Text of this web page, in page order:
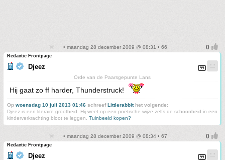
• maandag 28 december 2009 @ 08:31 • 66
Redactie Frontpage
Djeez
Orde van de Paarsgepunte Lans
Hij gaat zo ff harder, Thunderstruck!
Op woensdag 10 juli 2013 01:46 schreefLittlerabbithet volgende:
Djeez is een literaire grootheid. Hij weet op een poëtische wijze zelfs de schoonheid in een
kinderverkrachting bloot te leggen. Tuinbeeld kopen?
• maandag 28 december 2009 @ 08:34 • 67
Redactie Frontpage
Djeez